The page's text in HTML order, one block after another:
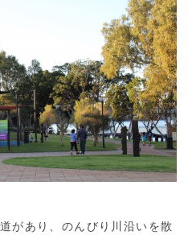
があり、のんびり川沿いを散